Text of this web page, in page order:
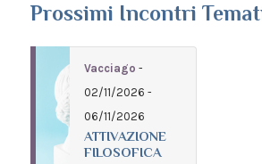
Prossimi Incontri
Vacciago -
02/11/2026 -
06/11/2026
ATTIVAZIONE
FILOSOFICA